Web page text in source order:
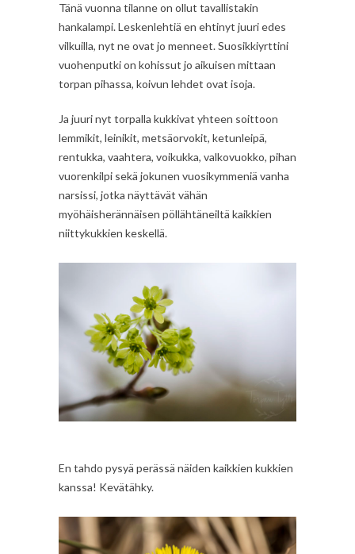
Tänä vuonna tilanne on ollut tavallistakin
hankalampi. Leskenlehtiä en ehtinyt juuri edes
vilkuilla, nyt ne ovat jo menneet. Suosikkiyrttini
vuohenputki on kohissut jo aikuisen mittaan
torpan pihassa, koivun lehdet ovat isoja.
Ja juuri nyt torpalla kukkivat yhteen soittoon
lemmikit, leinikit, metsäorvokit, ketunleipä,
rentukka, vaahtera, voikukka, valkovuokko, pihan
vuorenkilpi sekä jokunen vuosikymmeniä vanha
narsissi, jotka näyttävät vähän
myöhäisherännäisen pöllähtäneiltä kaikkien
niittykukkien keskellä.
En tahdo pysyä perässä näiden kaikkien kukkien
kanssa! Kevätähky.